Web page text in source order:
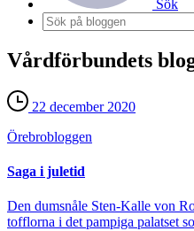
Sök
Vårdförbundets
22 december 2020
Örebro­bloggen
Saga i juletid
Den dumsnåle Sten-Kalle von
tofflorna i det pampiga palatset